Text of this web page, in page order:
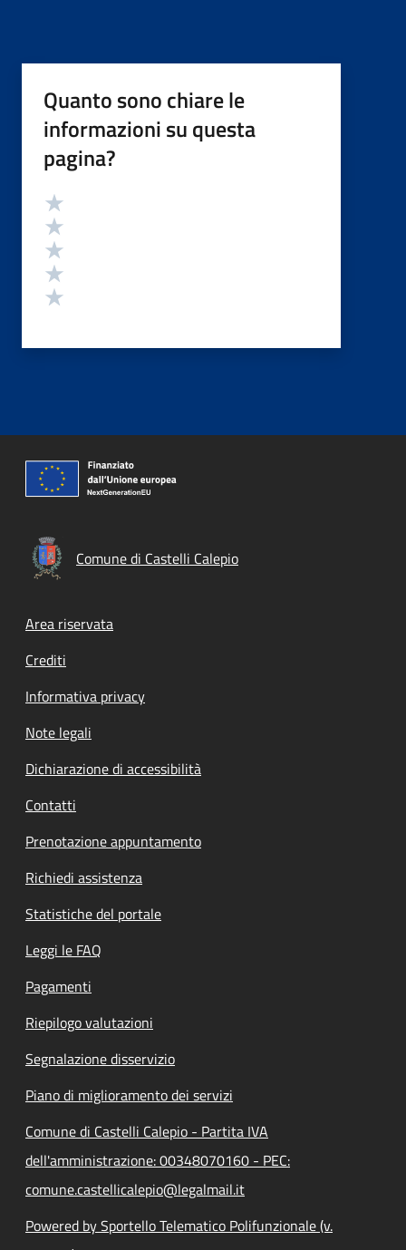
Quanto sono chiare le
informazioni su questa
pagina?
Valutazione
Comune di Castelli Calepio
Footer menu
Area riservata
Crediti
Informativa privacy
Note legali
Dichiarazione di accessibilità
Contatti
Prenotazione appuntamento
Richiedi assistenza
Statistiche del portale
Leggi le FAQ
Pagamenti
Riepilogo valutazioni
Segnalazione disservizio
Piano di miglioramento dei servizi
Comune di Castelli Calepio - Partita IVA
dell'amministrazione: 00348070160 - PEC:
comune.castellicalepio@legalmail.it
Powered by Sportello Telematico Polifunzionale (v.